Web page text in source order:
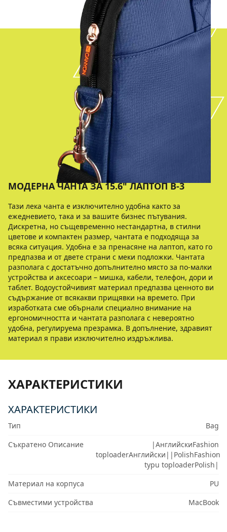
МОДЕРНА ЧАНТА ЗА 15.6" ЛАПТОП B-3
Тази лека чанта е изключително удобна както за
ежедневието, така и за вашите бизнес пътувания.
Дискретна, но същевременно нестандартна, в стилни
цветове и компактен размер, чантата е подходяща за
всяка ситуация. Удобна е за пренасяне на лаптоп, като го
предпазва и от двете страни с меки подложки. Чантата
разполага с достатъчно допълнително място за по-малки
устройства и аксесоари – мишка, кабели, телефон, дори и
таблет. Водоустойчивият материал предпазва ценното ви
съдържание от всякакви прищявки на времето. При
изработката сме обърнали специално внимание на
ергономичността и чантата разполага с невероятно
удобна, регулируема презрамка. В допълнение, здравият
материал я прави изключително издръжлива.
ХАРАКТЕРИСТИКИ
ХАРАКТЕРИСТИКИ
Тип
Bag
Съкратено Описание
|АнглийскиFashion
toploaderАнглийски||PolishFashion
typu toploaderPolish|
Материал на корпуса
PU
Съвместими устройства
MacBook